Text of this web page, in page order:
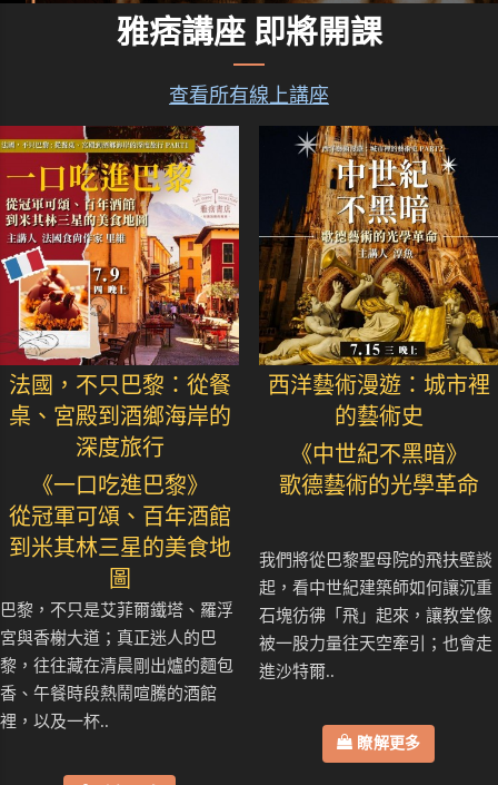
雅痞講座 即將開課
查看所有線上講座
法國，不只巴黎：從餐
桌、宮殿到酒鄉海岸的
深度旅行
《一口吃進巴黎》
從冠軍可頌、百年酒館
到米其林三星的美食地
圖
巴黎，不只是艾菲爾鐵塔、羅浮
宮與香榭大道；真正迷人的巴
黎，往往藏在清晨剛出爐的麵包
香、午餐時段熱鬧喧騰的酒館
裡，以及一杯..
西洋藝術漫遊：城市裡
的藝術史
《中世紀不黑暗》
歌德藝術的光學革命
我們將從巴黎聖母院的飛扶壁談
起，看中世紀建築師如何讓沉重
石塊彷彿「飛」起來，讓教堂像
被一股力量往天空牽引；也會走
進沙特爾..
瞭解更多